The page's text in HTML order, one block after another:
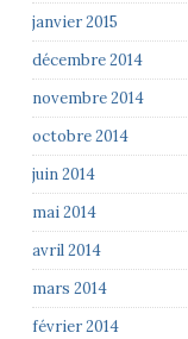
janvier 2015
décembre 2014
novembre 2014
octobre 2014
juin 2014
mai 2014
avril 2014
mars 2014
février 2014